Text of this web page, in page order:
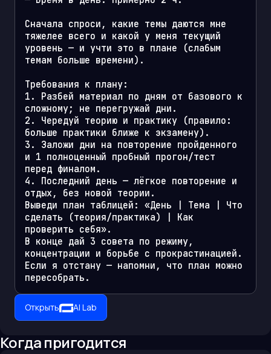
Сначала спроси, какие темы даются мне
тяжелее всего и какой у меня текущий
уровень — и учти это в плане (слабым
темам больше времени).
Требования к плану:
1. Разбей материал по дням от базового к
сложному; не перегружай дни.
2. Чередуй теорию и практику (правило:
больше практики ближе к экзамену).
3. Заложи дни на повторение пройденного
и 1 полноценный пробный прогон/тест
перед финалом.
4. Последний день — лёгкое повторение и
отдых, без новой теории.
Выведи план таблицей: «День | Тема | Что
сделать (теория/практика) | Как
проверить себя».
В конце дай 3 совета по режиму,
концентрации и борьбе с прокрастинацией.
Если я отстану — напомни, что план можно
пересобрать.
Открыть AI Lab
Когда пригодится